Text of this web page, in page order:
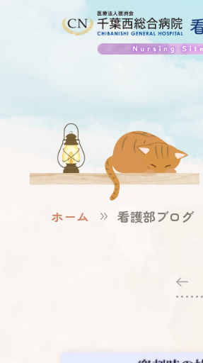
ホーム 看護部ブログ